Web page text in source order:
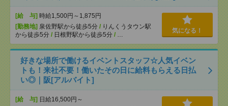
[給 与] 時給1,500円～1,875円
[勤務地] 泉佐野駅から徒歩5分 / りんくうタウン駅
から徒歩5分 / 日根野駅から徒歩5分 / …
気になる！
好きな場所で働けるイベントスタッフ☆人気イベン
トも！来社不要！働いたその日に給料もらえる日払
い◎｜阪[アルバイト]
[給 与] 日給16,500円～